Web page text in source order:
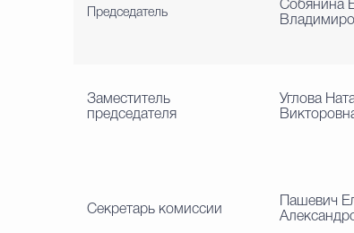
Председатель
Собянина
Заместитель
председателя
Углова
Секретарь комиссии
Пашевич